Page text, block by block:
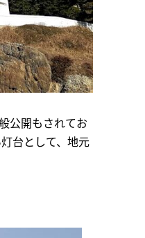
公開もされてお
台として、地元